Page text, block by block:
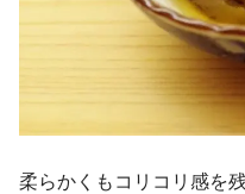
柔らかくもコリコリ感を